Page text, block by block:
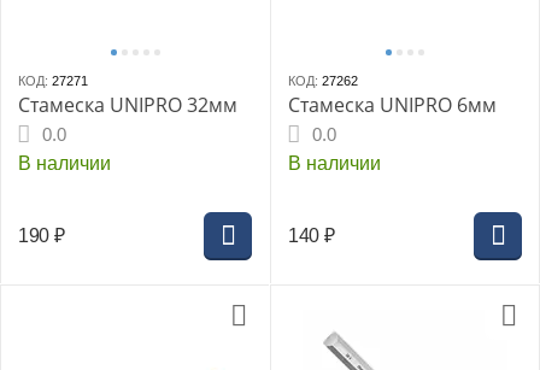
КОД: 27271
Стамеска UNIPRO 32мм
0.0
В наличии
190 ₽
КОД: 27262
Стамеска UNIPRO 6мм
0.0
В наличии
140 ₽